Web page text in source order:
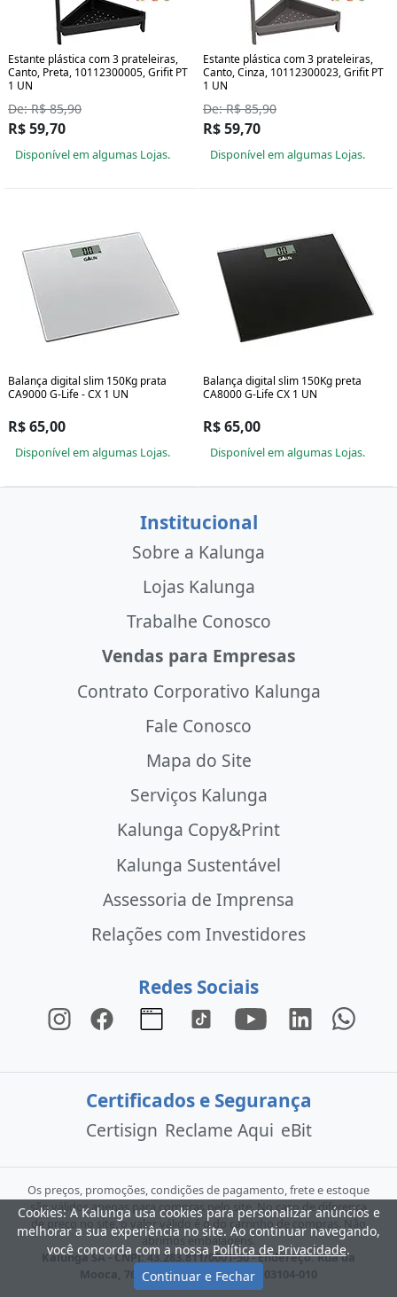
Estante plástica com 3 prateleiras,
Canto, Preta, 10112300005, Grifit PT
1 UN
De: R$ 85,90
R$ 59,70
Disponível em algumas Lojas.
Estante plástica com 3 prateleiras,
Canto, Cinza, 10112300023, Grifit PT
1 UN
De: R$ 85,90
R$ 59,70
Disponível em algumas Lojas.
Balança digital slim 150Kg prata
CA9000 G-Life - CX 1 UN
R$ 65,00
Disponível em algumas Lojas.
Balança digital slim 150Kg preta
CA8000 G-Life CX 1 UN
R$ 65,00
Disponível em algumas Lojas.
Institucional
Sobre a Kalunga
Lojas Kalunga
Trabalhe Conosco
Vendas para Empresas
Contrato Corporativo Kalunga
Fale Conosco
Mapa do Site
Serviços Kalunga
Kalunga Copy&Print
Kalunga Sustentável
Assessoria de Imprensa
Relações com Investidores
Redes Sociais
Certificados e Segurança
Certisign Reclame Aqui eBit
Os preços, promoções, condições de pagamento, frete e estoque
são válidos apenas para compras pelo site. No caso de diferença
de preço no site, o valor válido é o do carrinho de compras. Não
abrimos embalagens.
Kalunga SA - CNPJ: 43.283.811/0001-50 - Endereço: Rua da
Mooca, 766 - São Paulo - SP - CEP: 03104-010
Cookies: A Kalunga usa cookies para personalizar anúncios e
melhorar a sua experiência no site. Ao continuar navegando,
você concorda com a nossa Política de Privacidade.
Continuar e Fechar